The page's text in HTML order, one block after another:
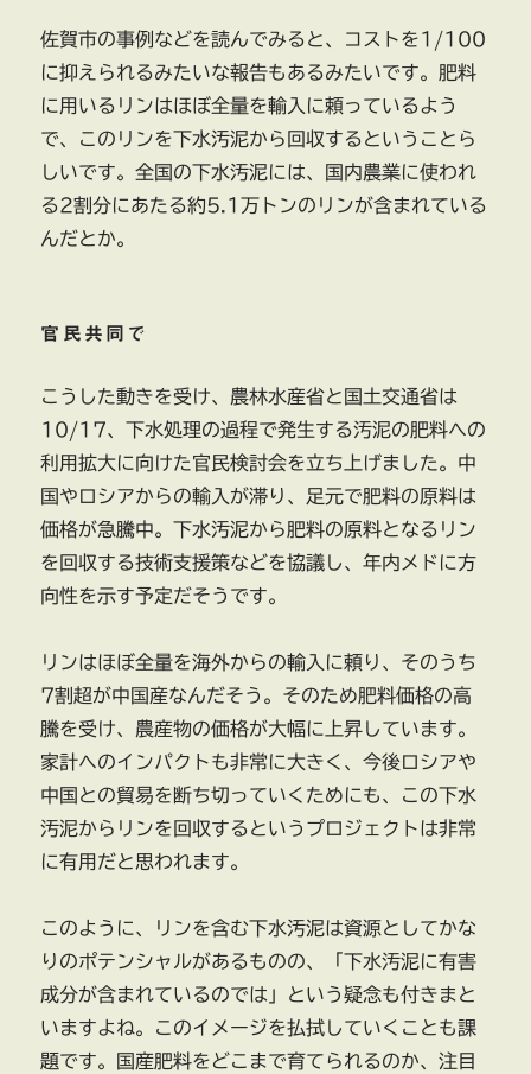
佐賀市の事例などを読んでみると、コストを1/100
に抑えられるみたいな報告もあるみたいです。肥料
に用いるリンはほぼ全量を輸入に頼っているよう
で、このリンを下水汚泥から回収するということら
しいです。全国の下水汚泥には、国内農業に使われ
る2割分にあたる約5.1万トンのリンが含まれている
んだとか。
官民共同で
こうした動きを受け、農林水産省と国土交通省は
10/17、下水処理の過程で発生する汚泥の肥料への
利用拡大に向けた官民検討会を立ち上げました。中
国やロシアからの輸入が滞り、足元で肥料の原料は
価格が急騰中。下水汚泥から肥料の原料となるリン
を回収する技術支援策などを協議し、年内メドに方
向性を示す予定だそうです。
リンはほぼ全量を海外からの輸入に頼り、そのうち
7割超が中国産なんだそう。そのため肥料価格の高
騰を受け、農産物の価格が大幅に上昇しています。
家計へのインパクトも非常に大きく、今後ロシアや
中国との貿易を断ち切っていくためにも、この下水
汚泥からリンを回収するというプロジェクトは非常
に有用だと思われます。
このように、リンを含む下水汚泥は資源としてかな
りのポテンシャルがあるものの、「下水汚泥に有害
成分が含まれているのでは」という疑念も付きまと
いますよね。このイメージを払拭していくことも課
題です。国産肥料をどこまで育てられるのか、注目